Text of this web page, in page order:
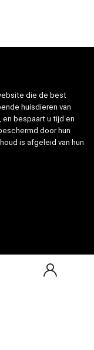
die de best
huisdieren van
bespaart u tijd en
door hun
is afgeleid van hun